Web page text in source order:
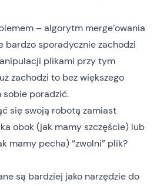
– algorytm merge’owania
bardzo sporadycznie zachodzi
plikami przy tym
zachodzi to bez większego
sobie poradzić.
się swoją robotą zamiast
obok (jak mamy szczęście) lub
mamy pecha) “zwolni” plik?
są bardziej jako narzędzie do